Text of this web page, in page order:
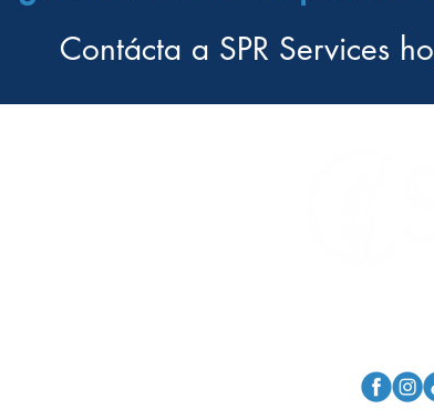
Contácta a SPR Services